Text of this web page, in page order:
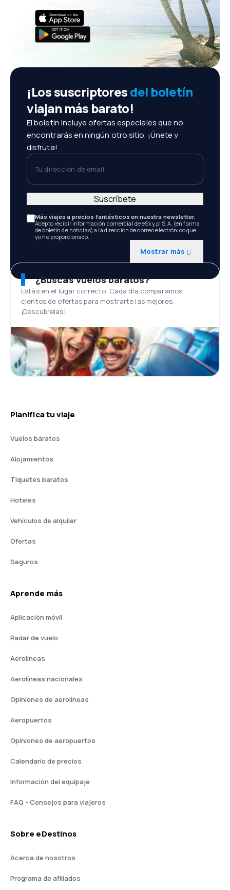
¡Los suscriptoresdel boletín
viajan más barato!
El boletín incluye ofertas especiales que no
encontrarás en ningún otro sitio. ¡Únete y
disfruta!
Tu dirección de email
Más viajes a precios fantásticos en nuestra newsletter.
Acepto recibir información comercial de eSky.pl S.A. (en forma
de boletín de noticias) a la dirección de correo electrónico que
yo he proporcionado.
Mostrar más
Suscríbete
¿Buscas vuelos baratos?
Estás en el lugar correcto. Cada día comparamos
cientos de ofertas para mostrarte las mejores.
¡Descúbrelas!
Planifica tu viaje
Vuelos baratos
Alojamientos
Tiquetes baratos
Hoteles
Vehículos de alquiler
Ofertas
Seguros
Aprende más
Aplicación móvil
Radar de vuelo
Aerolíneas
Aerolíneas nacionales
Opiniones de aerolíneas
Aeropuertos
Opiniones de aeropuertos
Calendario de precios
Información del equipaje
FAQ - Consejos para viajeros
Sobre eDestinos
Acerca de nosotros
Programa de afiliados